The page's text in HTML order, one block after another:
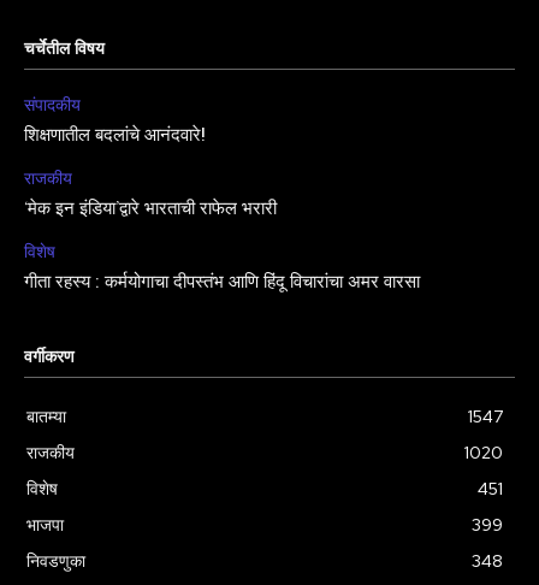
चर्चेतील विषय
संपादकीय
शिक्षणातील बदलांचे आनंदवारे!
राजकीय
‘मेक इन इंडिया’द्वारे भारताची राफेल भरारी
विशेष
गीता रहस्य : कर्मयोगाचा दीपस्तंभ आणि हिंदू विचारांचा अमर वारसा
वर्गीकरण
बातम्या
1547
राजकीय
1020
विशेष
451
भाजपा
399
निवडणुका
348